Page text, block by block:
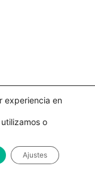
experiencia en
o
Ajustes